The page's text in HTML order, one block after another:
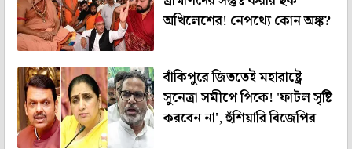
অখিলেশের! নেপথ্যে কোন অঙ্ক?
বাঁকিপুরে জিততেই মহারাষ্ট্রে
সুনেত্রা সমীপে পিকে! 'ফাটল সৃষ্টি
করবেন না', হুঁশিয়ারি বিজেপির